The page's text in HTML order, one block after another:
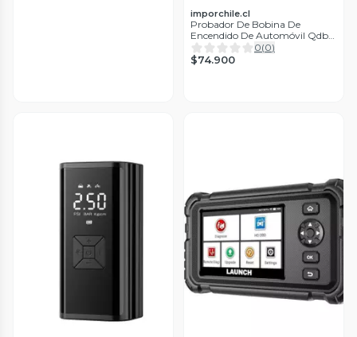
imporchile.cl
Probador De Bobina De
Encendido De Automóvil Qdb-
3a Detector
0(0)
$74.900